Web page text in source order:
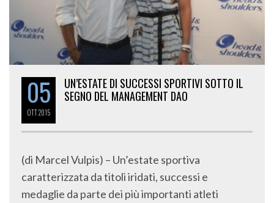
05
OTT2015
UN’ESTATE DI SUCCESSI SPORTIVI SOTTO IL
SEGNO DEL MANAGEMENT DAO
(di Marcel Vulpis) – Un’estate sportiva
caratterizzata da titoli iridati, successi e
medaglie da parte dei più importanti atleti